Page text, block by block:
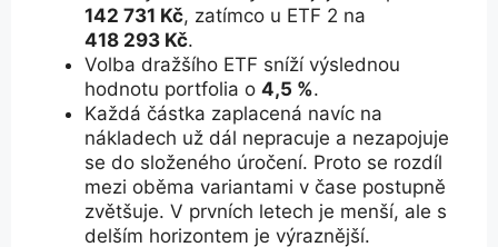
142 731 Kč, zatímco u ETF 2 na
418 293 Kč.
Volba dražšího ETF sníží výslednou
hodnotu portfolia o 4,5 %.
Každá částka zaplacená navíc na
nákladech už dál nepracuje a nezapojuje
se do složeného úročení. Proto se rozdíl
mezi oběma variantami v čase postupně
zvětšuje. V prvních letech je menší, ale s
delším horizontem je výraznější.